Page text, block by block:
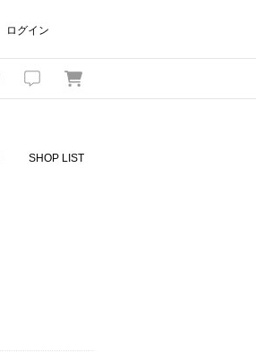
ログイン
SHOP LIST